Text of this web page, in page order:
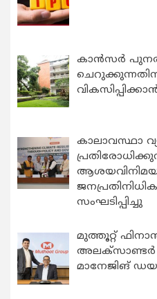
കാന്‍സര്‍
കാലാവസ്ഥാ
സംഘടിപ്പിച്ചു
മുത്തൂറ്റ്
മാനേജിങ്